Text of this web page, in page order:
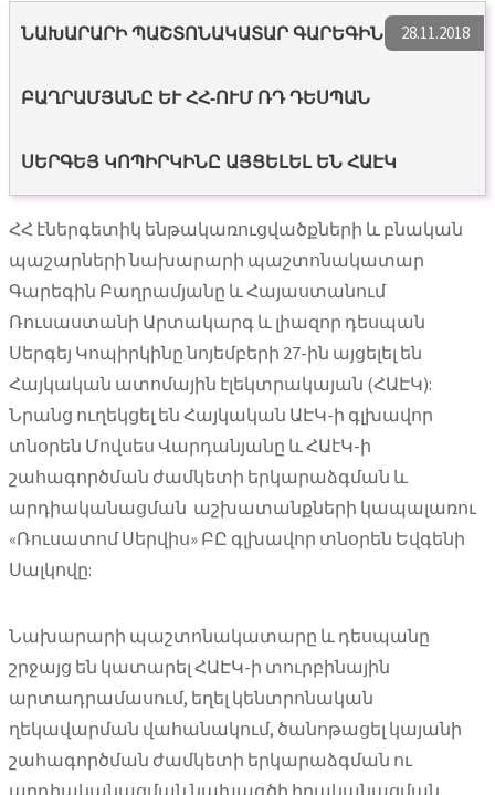
28.11.2018
ՆԱԽԱՐԱՐԻ ՊԱՇՏՈՆԱԿԱՏԱՐ ԳԱՐԵԳԻՆ
ԲԱՂՐԱՄՅԱՆԸ ԵՒ ՀՀ-ՈՒՄ ՌԴ ԴԵՍՊԱՆ Ս
ԵՐԳԵՅ ԿՈՊԻՐԿԻՆԸ ԱՅՑԵԼԵԼ ԵՆ ՀԱԷԿ
ՀՀ էներգետիկ ենթակառուցվածքների և բնական
պաշարների նախարարի պաշտոնակատար
Գարեգին Բաղրամյանը և Հայաստանում
Ռուսաստանի Արտակարգ և լիազոր դեսպան
Սերգեյ Կոպիրկինը նոյեմբերի 27-ին այցելել են
Հայկական ատոմային էլեկտրակայան (ՀԱԷԿ):
Նրանց ուղեկցել են Հայկական ԱԷԿ-ի գլխավոր
տնօրեն Մովսես Վարդանյանը և ՀԱէԿ-ի
շահագործման ժամկետի երկարաձգման և
արդիականացման աշխատանքների կապալառու
«Ռուսատոմ Սերվիս» ԲԸ գլխավոր տնօրեն Եվգենի
Սալկովը:
Նախարարի պաշտոնակատարը և դեսպանը
շրջայց են կատարել ՀԱԷԿ-ի տուրբինային
արտադրամասում, եղել կենտրոնական
ղեկավարման վահանակում, ծանոթացել կայանի
շահագործման ժամկետի երկարաձգման ու
արդիականացման նախագծի իրականացման